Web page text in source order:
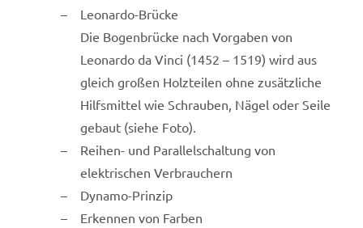
Leonardo-Brücke
Die Bogenbrücke nach Vorgaben von
Leonardo da Vinci (1452 – 1519) wird aus
gleich großen Holzteilen ohne zusätzliche
Hilfsmittel wie Schrauben, Nägel oder Seile
gebaut (siehe Foto).
Reihen- und Parallelschaltung von
elektrischen Verbrauchern
Dynamo-Prinzip
Erkennen von Farben